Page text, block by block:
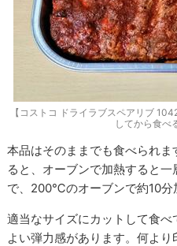
【コストコ ドライラブスペアリブ
してから食べ
本品はそのままでも食べられ
ると、オーブンで加熱すると
で、200℃のオーブンで約10分
適当なサイズにカットして食
よい弾力感があります。何よ